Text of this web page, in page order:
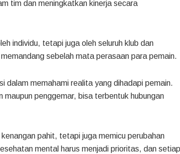
tim dan meningkatkan kinerja secara
individu, tetapi juga oleh seluruh klub dan
sebelah mata perasaan para pemain.
dalam memahami realita yang dihadapi pemain.
penggemar, bisa terbentuk hubungan
pahit, tetapi juga memicu perubahan
mental harus menjadi prioritas, dan setiap